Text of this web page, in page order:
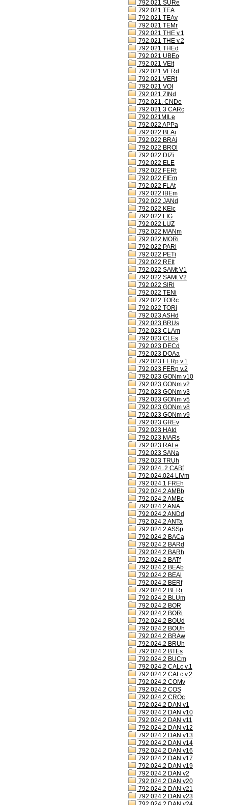
792.021 SURe
792.021 TEA
792.021 TEAv
792.021 TEMr
792.021 THE v.1
792.021 THE v.2
792.021 THEd
792.021 UBEo
792.021 VEIt
792.021 VERd
792.021 VERt
792.021 VOI
792.021 ZINd
792.021. CNDe
792.021.3 CARc
792.021MILe
792.022 APPa
792.022 BLAi
792.022 BRAi
792.022 BROl
792.022 DIZi
792.022 ELE
792.022 FERt
792.022 FIEm
792.022 FLAt
792.022 IBEm
792.022 JANd
792.022 KEIc
792.022 LIG
792.022 LUZ
792.022 MANm
792.022 MORi
792.022 PARl
792.022 PETi
792.022 REIt
792.022 SAMt V1
792.022 SAMt V2
792.022 SIRl
792.022 TENi
792.022 TORc
792.022 TORi
792.023 ASHd
792.023 BRUs
792.023 CLAm
792.023 CLEs
792.023 DECd
792.023 DOAa
792.023 FERp v.1
792.023 FERp v.2
792.023 GONm v10
792.023 GONm v2
792.023 GONm v3
792.023 GONm v5
792.023 GONm v8
792.023 GONm v9
792.023 GREv
792.023 HAId
792.023 MARs
792.023 RALe
792.023 SANa
792.023 TRUh
792.024..2 CABf
792.024.024 LIVm
792.024.1 FREh
792.024.2 AMBb
792.024.2 AMBc
792.024.2 ANA
792.024.2 ANDd
792.024.2 ANTa
792.024.2 ASSp
792.024.2 BACa
792.024.2 BARd
792.024.2 BARh
792.024.2 BATf
792.024.2 BEAb
792.024.2 BEAl
792.024.2 BERf
792.024.2 BERr
792.024.2 BLUm
792.024.2 BOR
792.024.2 BORi
792.024.2 BOUd
792.024.2 BOUh
792.024.2 BRAw
792.024.2 BRUh
792.024.2 BTEs
792.024.2 BUCm
792.024.2 CALc v.1
792.024.2 CALc v.2
792.024.2 COMv
792.024.2 COS
792.024.2 CROc
792.024.2 DAN v1
792.024.2 DAN v10
792.024.2 DAN v11
792.024.2 DAN v12
792.024.2 DAN v13
792.024.2 DAN v14
792.024.2 DAN v16
792.024.2 DAN v17
792.024.2 DAN v19
792.024.2 DAN v2
792.024.2 DAN v20
792.024.2 DAN v21
792.024.2 DAN v23